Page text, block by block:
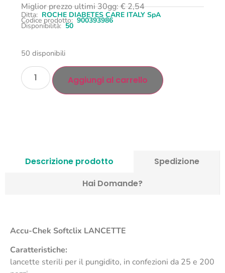
Miglior prezzo ultimi 30gg:€2,54
Ditta: ROCHE DIABETES CARE ITALY SpA
Codice prodotto: 900393986
Disponibilità: 50
50 disponibili
Aggiungi al carrello
Descrizione prodotto
Spedizione
Hai Domande?
Accu-Chek Softclix LANCETTE
Caratteristiche:
lancette sterili per il pungidito, in confezioni da 25 e 200